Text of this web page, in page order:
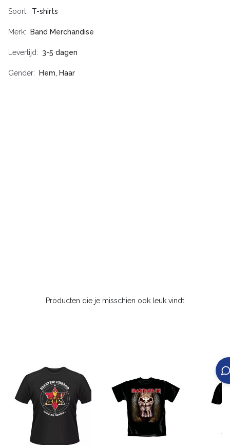
Soort T-shirts
Merk Band Merchandise
Levertijd 3-5 dagen
Gender Hem, Haar
Producten die je misschien ook leuk vindt